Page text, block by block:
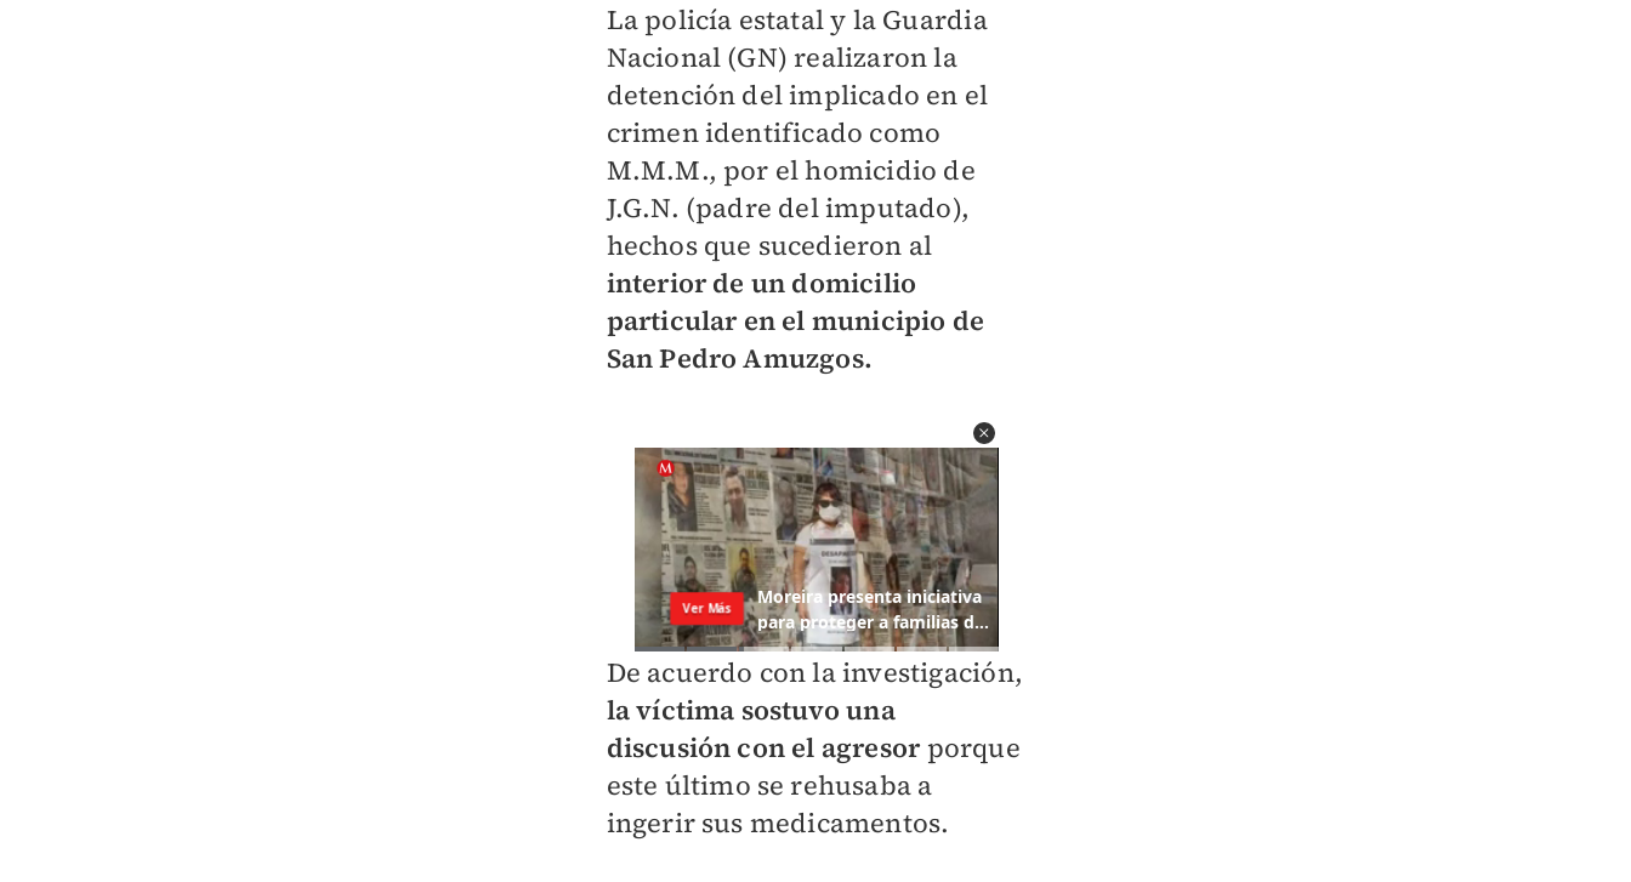
La policía estatal y la Guardia
Nacional (GN) realizaron la
detención del implicado en el
crimen identificado como
M.M.M., por el homicidio de
J.G.N. (padre del imputado),
hechos que sucedieron al
interior de un domicilio
particular en el municipio de
San Pedro Amuzgos.
De acuerdo con la investigación,
la víctima sostuvo una
discusión con el agresor porque
este último se rehusaba a
ingerir sus medicamentos.